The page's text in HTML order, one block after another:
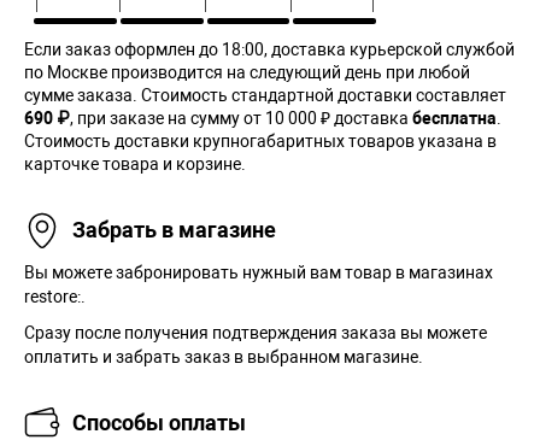
Если заказ оформлен до 18:00, доставка курьерской службой
по Москве производится на следующий день при любой
сумме заказа. Cтоимость стандартной доставки составляет
690 ₽, при заказе на сумму от 10 000 ₽ доставка бесплатна
Стоимость доставки крупногабаритных товаров указана в
карточке товара и корзине.
Забрать в магазине
Вы можете забронировать нужный вам товар в магазинах
restore:.
Сразу после получения подтверждения заказа вы можете
оплатить и забрать заказ в выбранном магазине.
Способы оплаты